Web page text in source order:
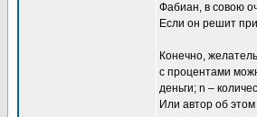
Фабиан, в совою
Если он решит
Конечно,
с процентами
деньги; n –
Или автор об